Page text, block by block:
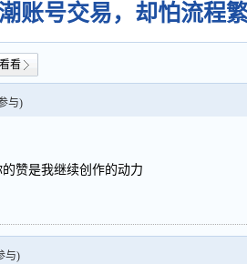
账号交易，却怕流程
看
与)
赞是我继续创作的动力
与)